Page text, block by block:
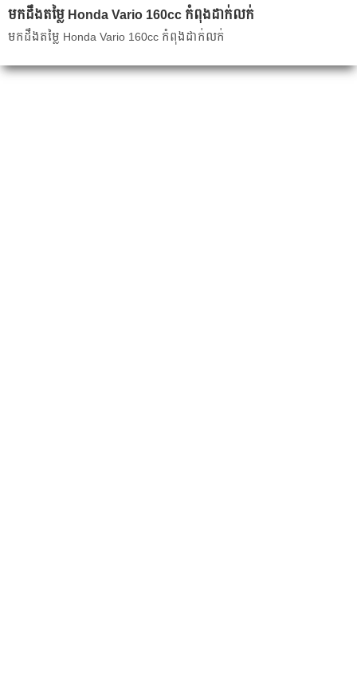
មកដឹងតម្លៃ Honda Vario 160cc កំពុងដាក់លក់
មកដឹងតម្លៃ Honda Vario 160cc កំពុងដាក់លក់